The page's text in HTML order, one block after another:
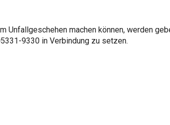
Unfallgeschehen machen können, werden
9330 in Verbindung zu setzen.